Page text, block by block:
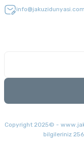
info@jakuzidunyasi.com
Copyright 2025© -
bilgileriniz